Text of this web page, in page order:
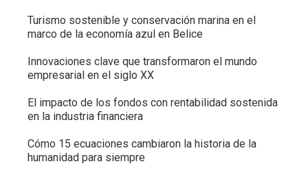
Turismo sostenible y conservación marina en el
marco de la economía azul en Belice
Innovaciones clave que transformaron el mundo
empresarial en el siglo XX
El impacto de los fondos con rentabilidad sostenida
en la industria financiera
Cómo 15 ecuaciones cambiaron la historia de la
humanidad para siempre